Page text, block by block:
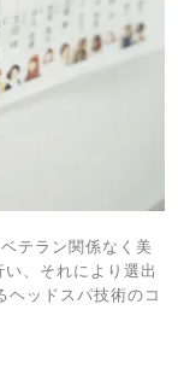
テラン関係なく美
、それにより選出
ヘッドスパ技術のコ